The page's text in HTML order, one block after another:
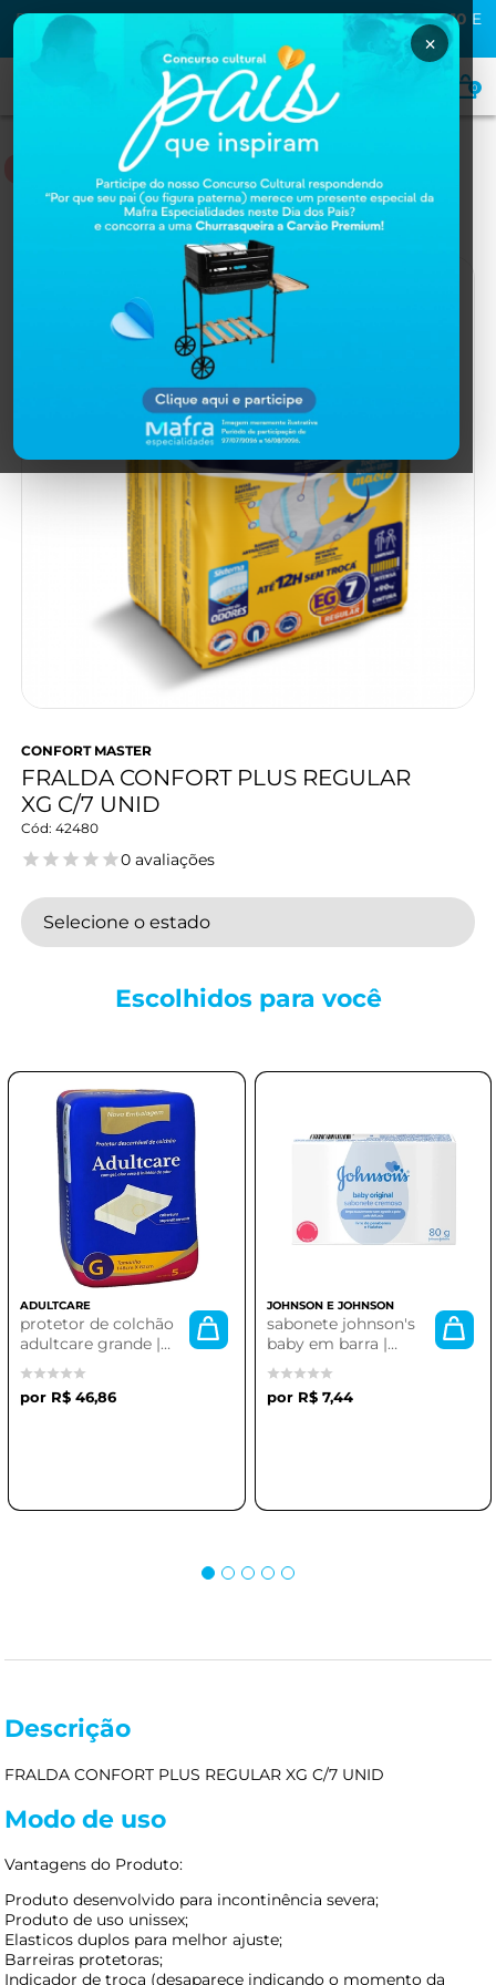
PRIMEIRA COMPRA NA MAFRA? USE O CUPOMMAFRA10 E
GANHE
0
Home FRALDAS
CONFORT MASTER
FRALDA CONFORT PLUS REGULAR
XG C/7 UNID
42480
0 avaliações
Selecione o estado
Escolhidos para você
ADULTCARE
protetor de colchão
adultcare grande |
desc 5 un 82x150cm
(4x5)
R$ 46,86
JOHNSON E JOHNSON
sabonete johnson's
baby em barra |
suavidade e proteção
para a pele do seu
bebêR$ 7,44
Descrição
FRALDA CONFORT PLUS REGULAR XG C/7 UNID
Modo de uso
Vantagens do Produto:
Produto desenvolvido para incontinência severa;
Produto de uso unissex;
Elasticos duplos para melhor ajuste;
Barreiras protetoras;
Indicador de troca (desaparece indicando o momento da
×